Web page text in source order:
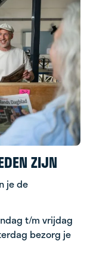
ZIJN
je de
t/m vrijdag
bezorg je